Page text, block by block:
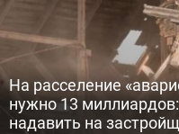
На расселение
нужно 13
надавить на